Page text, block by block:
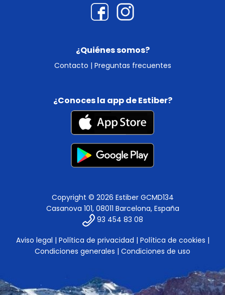
¿Quiénes somos?
Contacto | Preguntas frecuentes
¿Conoces la app de Estiber?
Copyright © 2026 Estiber GCMD134
Casanova 101, 08011 Barcelona, España
93 454 83 08
Aviso legal | Política de privacidad | Política de cookies |
Condiciones generales | Condiciones de uso